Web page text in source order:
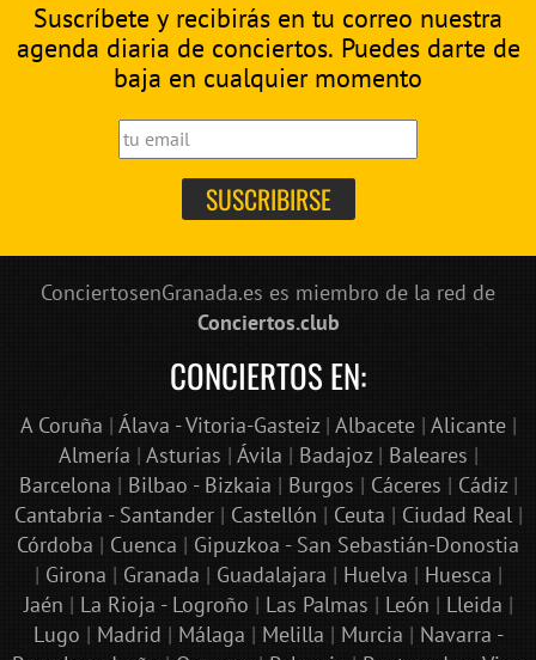
Suscríbete y recibirás en tu correo nuestra
agenda diaria de conciertos. Puedes darte de
baja en cualquier momento
ConciertosenGranada.es es miembro de la red de
Conciertos.club
CONCIERTOS EN:
A Coruña | Álava - Vitoria-Gasteiz| Albacete| Alicante|
Almería | Asturias | Ávila | Badajoz| Baleares |
Barcelona | Bilbao - Bizkaia | Burgos | Cáceres | Cádiz|
Cantabria - Santander| Castellón | Ceuta | Ciudad Real |
Córdoba | Cuenca | Gipuzkoa - San Sebastián-Donostia
| Girona | Granada | Guadalajara | Huelva | Huesca |
Jaén | La Rioja - Logroño | Las Palmas | León | Lleida |
Lugo | Madrid | Málaga | Melilla | Murcia | Navarra -